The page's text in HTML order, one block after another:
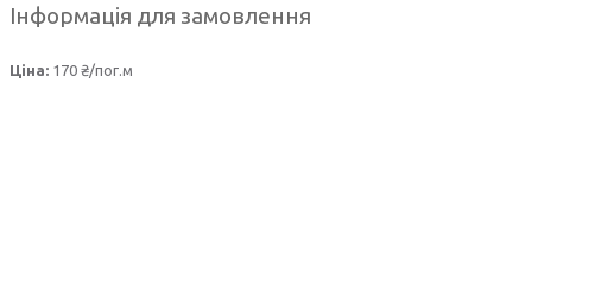
Інформація для замовлення
Ціна: 170 ₴/пог.м